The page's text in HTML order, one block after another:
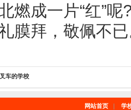
燃成一片“红”呢
膜拜，敬佩不
车的学校
网站首页 学